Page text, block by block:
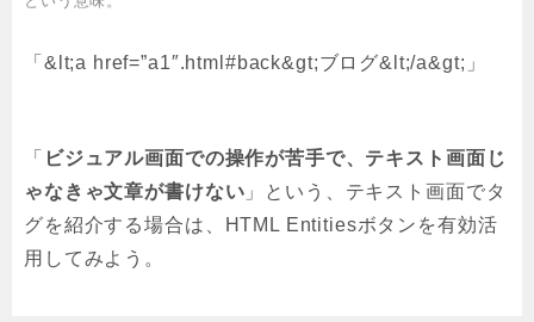
「&lt;a href=”a1″.html#back&gt;ブログ&lt;/a&gt;」
「 ビジュアル画面での操作が苦手で、テキスト画面じ
ゃなきゃ文章が書けない 」という、テキスト画面でタ
グを紹介する場合は、HTML Entitiesボタンを有効活
用してみよう。